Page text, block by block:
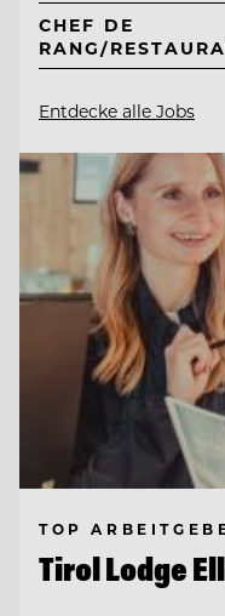
CHEF DE
RANG/
Entdecke alle Jobs
TOP
Tirol Lodge